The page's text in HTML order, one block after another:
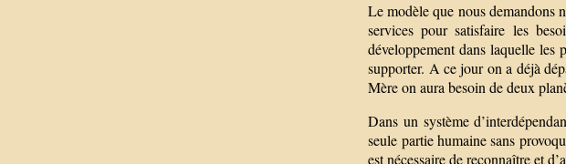
Le modèle que nous demandons
services pour satisfaire les
développement dans laquelle les
supporter. A ce jour on a déjà
Mère on aura besoin de deux
Dans un système
seule partie humaine sans
est nécessaire de reconnaître et